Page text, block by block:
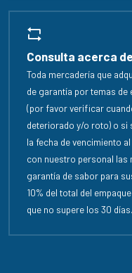
Consulta acerca
Toda mercadería que
de garantía por temas de
(por favor verificar
deteriorado y/o roto) o si
la fecha de vencimiento
con nuestro personal las
garantía de sabor para
10% del total del
que no supere los 30 días.